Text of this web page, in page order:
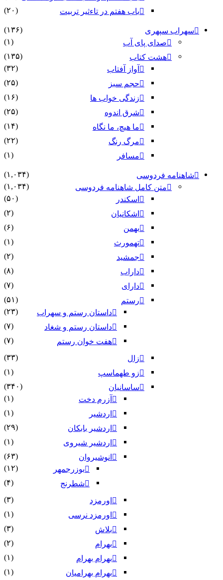
باب هفتم در تاءثیر تربیت
(۲۰)
سهراب سپهری
(۱۳۶)
صدای پای آب
(۱)
هشت کتاب
(۱۳۵)
آواز آفتاب
(۳۲)
حجم سبز
(۲۵)
زندگی خواب ها
(۱۶)
شرق اندوه
(۲۵)
ما هیچ، ما نگاه
(۱۴)
مرگ رنگ
(۲۲)
مسافر
(۱)
شاهنامه فردوسی
(۱,۰۳۴)
متن کامل شاهنامه فردوسی
(۱,۰۳۴)
اسکندر
(۵۰)
اشکانیان
(۲)
بهمن
(۶)
تهمورث
(۱)
جمشید
(۲)
داراب
(۸)
دارای
(۷)
رستم
(۵۱)
داستان رستم و سهراب
(۲۳)
داستان رستم و شغاد
(۷)
هفت خوان رستم‏
(۷)
زال
(۳۳)
زو طهماسپ‏
(۱)
ساسانیان
(۳۴۰)
آزرم دخت
(۱)
اردشیر
(۱)
اردشیر بابکان
(۲۹)
اردشیر شیروی
(۱)
انوشیروان
(۶۳)
بوزرجمهر
(۱۲)
شطرنج
(۴)
اورمزد
(۳)
اورمزد نرسى‏
(۱)
بلاش
(۳)
بهرام
(۲)
بهرام بهرام
(۱)
بهرام بهرامیان‏
(۱)